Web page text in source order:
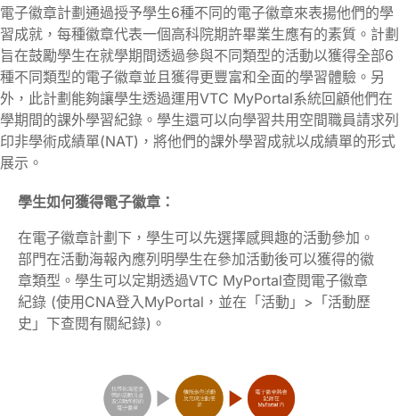
電子徽章計劃通過授予學生6種不同的電子徽章來表揚他們的學
習成就，每種徽章代表一個高科院期許畢業生應有的素質。計劃
旨在鼓勵學生在就學期間透過參與不同類型的活動以獲得全部6
種不同類型的電子徽章並且獲得更豐富和全面的學習體驗。另
外，此計劃能夠讓學生透過運用VTC MyPortal系統回顧他們在
學期間的課外學習紀錄。學生還可以向學習共用空間職員請求列
印非學術成績單(NAT)，將他們的課外學習成就以成績單的形式
展示。
學生如何獲得電子徽章：
在電子徽章計劃下，學生可以先選擇感興趣的活動參加。
部門在活動海報內應列明學生在參加活動後可以獲得的徽
章類型。學生可以定期透過VTC MyPortal查閱電子徽章
紀錄 (使用CNA登入MyPortal，並在「活動」>「活動歷
史」下查閱有關紀錄)。